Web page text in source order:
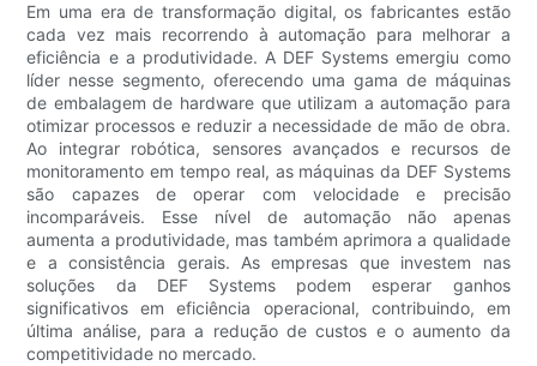
Em uma era de transformação digital, os fabricantes estão
cada vez mais recorrendo à automação para melhorar a
eficiência e a produtividade. A DEF Systems emergiu como
líder nesse segmento, oferecendo uma gama de máquinas
de embalagem de hardware que utilizam a automação para
otimizar processos e reduzir a necessidade de mão de obra.
Ao integrar robótica, sensores avançados e recursos de
monitoramento em tempo real, as máquinas da DEF Systems
são capazes de operar com velocidade e precisão
incomparáveis. Esse nível de automação não apenas
aumenta a produtividade, mas também aprimora a qualidade
e a consistência gerais. As empresas que investem nas
soluções da DEF Systems podem esperar ganhos
significativos em eficiência operacional, contribuindo, em
última análise, para a redução de custos e o aumento da
competitividade no mercado.